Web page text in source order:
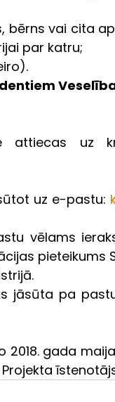
bērns vai cita
par katru;
uz
uz e-pastu:
vēlams
pieteikums
jāsūta pa
gada